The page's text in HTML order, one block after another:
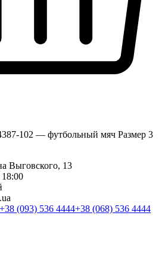
102 — футбольный мяч Размер 3
Выговского, 13
+38 (093) 536 4444+38 (068) 536 4444